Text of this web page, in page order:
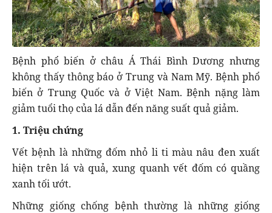
Bệnh phổ biến ở châu Á Thái Bình Dương nhưng
không thấy thông báo ở Trung và Nam Mỹ. Bệnh phổ
biến ở Trung Quốc và ở Việt Nam. Bệnh nặng làm
giảm tuổi thọ của lá dẫn đến năng suất quả giảm.
1. Triệu chứng
Vết bệnh là những đốm nhỏ li ti màu nâu đen xuất
hiện trên lá và quả, xung quanh vết đốm có quầng
xanh tối ướt.
Những giống chống bệnh thường là những giống